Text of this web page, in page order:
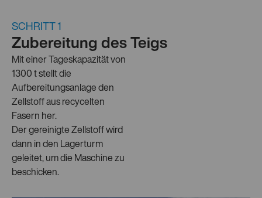
SCHRITT 1
Zubereitung des Teigs
Mit einer Tageskapazität von
1300 t stellt die
Aufbereitungsanlage den
Zellstoff aus recycelten
Fasern her.
Der gereinigte Zellstoff wird
dann in den Lagerturm
geleitet, um die Maschine zu
beschicken.